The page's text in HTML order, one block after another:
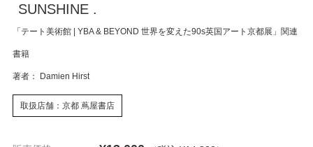
SUNSHINE .
「テート美術館 | YBA & BEYOND 世界を変えた90s英国アート京都展」関連
書籍
著者： Damien Hirst
取扱店舗：京都 蔦屋書店